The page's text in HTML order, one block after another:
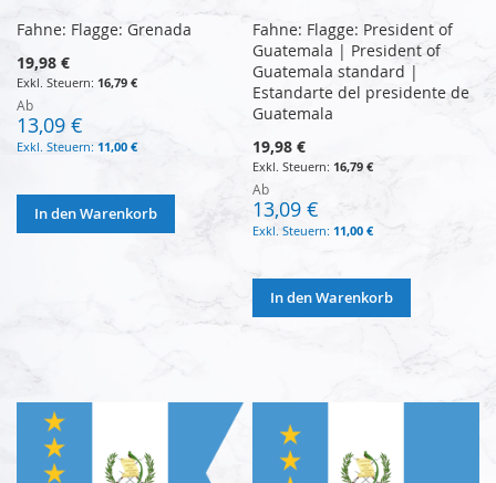
Fahne: Flagge: Grenada
19,98 €
16,79 €
Ab
13,09 €
11,00 €
In den Warenkorb
Fahne: Flagge: President of
Guatemala | President of
Guatemala standard |
Estandarte del presidente de
Guatemala
19,98 €
16,79 €
Ab
13,09 €
11,00 €
In den Warenkorb